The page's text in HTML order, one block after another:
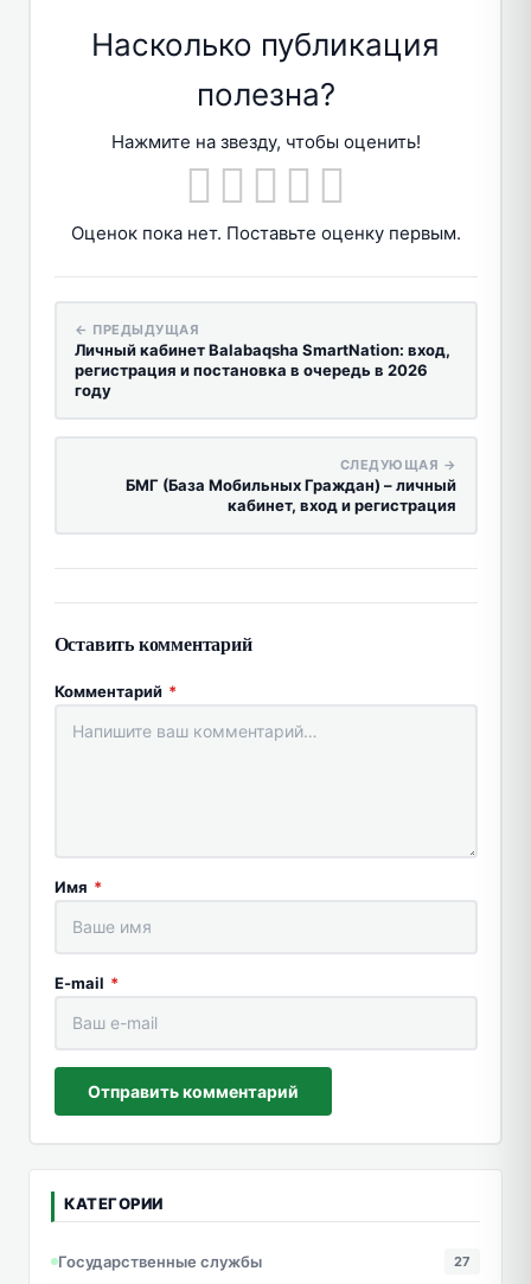
Насколько публикация
полезна?
Нажмите на звезду, чтобы оценить!
Оценок пока нет. Поставьте оценку первым.
← ПРЕДЫДУЩАЯ
Личный кабинет Balabaqsha SmartNation: вход,
регистрация и постановка в очередь в 2026
году
СЛЕДУЮЩАЯ →
БМГ (База Мобильных Граждан) – личный
кабинет, вход и регистрация
Оставить комментарий
Комментарий *
Имя *
E-mail *
Отправить комментарий
КАТЕГОРИИ
Государственные службы 27